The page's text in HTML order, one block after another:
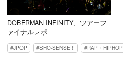
DOBERMAN INFINITY、ツアーフ
ァイナルレポ
JPOP SHO-SENSEI!! RAP・HIPHOP